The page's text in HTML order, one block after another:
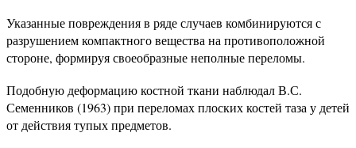
Указанные повреждения в ряде случаев комбинируются с
разрушением компактного вещества на противоположной
стороне, формируя своеобразные неполные переломы.
Подобную деформацию костной ткани наблюдал В.С.
Семенников (1963) при переломах плоских костей таза у детей
от действия тупых предметов.